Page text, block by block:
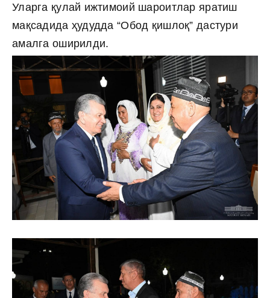
Уларга қулай ижтимоий шароитлар яратиш
мақсадида ҳудудда “Обод қишлоқ” дастури
амалга оширилди.